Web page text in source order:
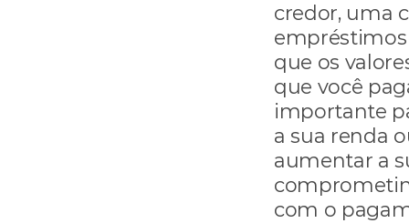
credor, uma
que os
que você
importante
a sua renda
aumentar a
com o